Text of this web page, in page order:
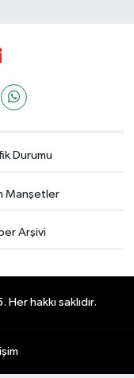
Durumu
Manşetler
Arşivi
hakkı saklıdır.